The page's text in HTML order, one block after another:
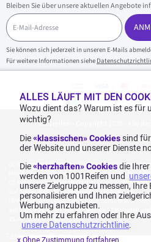
Bleiben Sie über unsere aktuellen Angebote
E
-
M
a
i
l
Sie können sich jederzeit in unseren E-Mails
Für weitere Informationen siehe
100 % sicherer Einkauf
1001reifen - Copyright 2026 - Alle
Kostenlose Lieferung: für jeden Einkauf mit
MwSt.) (unter 70€ betragen die Versandkosten
Katalogpreise des Herstellers sind nicht
auf dieser Webseite angegebenen Preise wider.
Aggregierte Bewertungen von Echte
auf 939 Bewertungen in den letzten 12 Monaten
15.06.2022 für Deutschland.
Angebotskonditionen
ALLES LÄUFT MIT DEN
Wozu dient das? Warum ist es für
wichtig?
Die«klassischen» Cookiessind
der Website und unserer Dienste
Die«herzhaften» Cookies die
werden von 1001Reifen und
unsere Zielgruppe zu messen, Ihre
personalisieren und Ihnen
Werbung anzubieten.
Um mehr zu erfahren oder Ihre
unsere Datenschutzrichtlinie.
x Ohne Zustimmung fortfahren